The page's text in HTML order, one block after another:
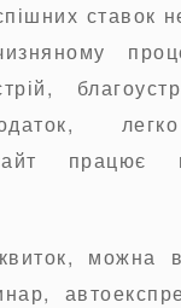
ставок
працює
можна